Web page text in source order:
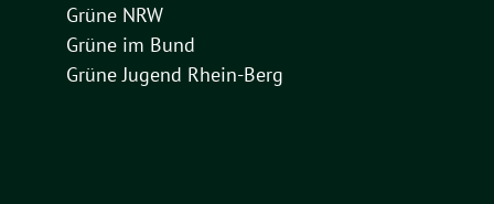
Grüne NRW
Grüne im Bund
Grüne Jugend Rhein-Berg